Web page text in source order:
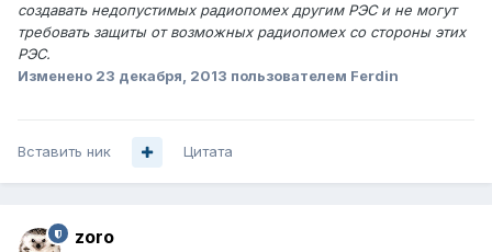
создавать недопустимых радиопомех другим РЭС и не могут
требовать защиты от возможных радиопомех со стороны этих
РЭС.
Изменено 23 декабря, 2013 пользователем Ferdin
Вставить ник Цитата
zoro